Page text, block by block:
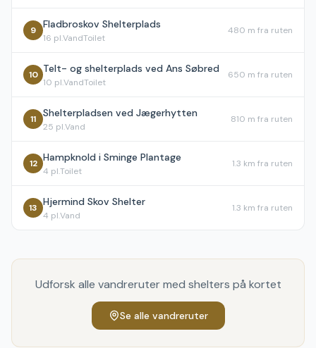
9 Fladbroskov Shelterplads
16 pl.VandToilet
480 m fra ruten
10 Telt- og shelterplads ved Ans Søbred
10 pl.VandToilet
650 m fra ruten
11 Shelterpladsen ved Jægerhytten
25 pl.Vand
810 m fra ruten
12 Hampknold i Sminge Plantage
4 pl.Toilet
1.3 km fra ruten
13 Hjermind Skov Shelter
4 pl.Vand
1.3 km fra ruten
Udforsk alle vandreruter med shelters på kortet
Se alle vandreruter